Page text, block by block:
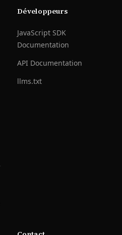
Développeurs
JavaScript SDK
Documentation
API Documentation
llms.txt